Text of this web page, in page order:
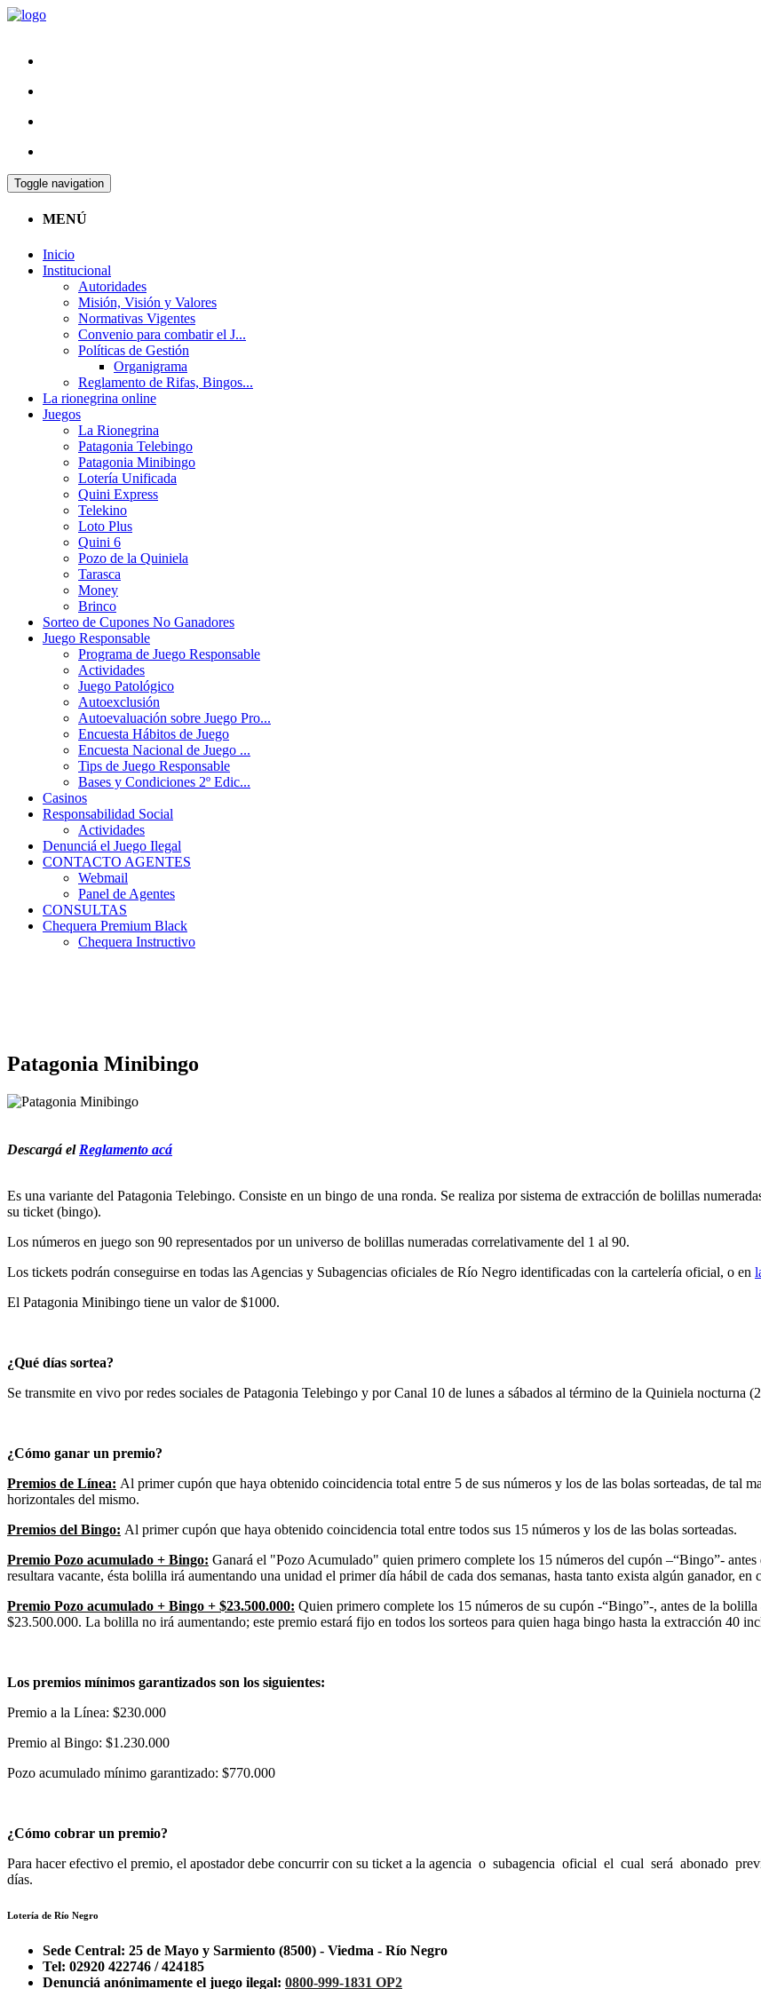
Toggle navigation
MENÚ
Inicio
Institucional
Autoridades
Misión, Visión y Valores
Normativas Vigentes
Convenio para combatir el J...
Políticas de Gestión
Organigrama
Reglamento de Rifas, Bingos...
La rionegrina online
Juegos
La Rionegrina
Patagonia Telebingo
Patagonia Minibingo
Lotería Unificada
Quini Express
Telekino
Loto Plus
Quini 6
Pozo de la Quiniela
Tarasca
Money
Brinco
Sorteo de Cupones No Ganadores
Juego Responsable
Programa de Juego Responsable
Actividades
Juego Patológico
Autoexclusión
Autoevaluación sobre Juego Pro...
Encuesta Hábitos de Juego
Encuesta Nacional de Juego ...
Tips de Juego Responsable
Bases y Condiciones 2º Edic...
Casinos
Responsabilidad Social
Actividades
Denunciá el Juego Ilegal
CONTACTO AGENTES
Webmail
Panel de Agentes
CONSULTAS
Chequera Premium Black
Chequera Instructivo
Patagonia Minibingo
Descargá el Reglamento acá
Es una variante del Patagonia Telebingo. Consiste en un bingo de una ronda. Se realiza por sistema de extracción de bolillas
su ticket (bingo).
Los números en juego son 90 representados por un universo de bolillas numeradas correlativamente del 1 al 90.
Los tickets podrán conseguirse en todas las Agencias y Subagencias oficiales de Río Negro identificadas con la cartelería oficial, o en
El Patagonia Minibingo tiene un valor de $1000.
¿Qué días sortea?
Se transmite en vivo por redes sociales de Patagonia Telebingo y por Canal 10 de lunes a sábados al término de la Quiniela nocturna
¿Cómo ganar un premio?
Premios de Línea: Al primer cupón que haya obtenido coincidencia total entre 5 de sus números y los de las bolas sorteadas, de tal
horizontales del mismo.
Premios del Bingo: Al primer cupón que haya obtenido coincidencia total entre todos sus 15 números y los de las bolas sorteadas.
Premio Pozo acumulado + Bingo: Ganará el "Pozo Acumulado" quien primero complete los 15 números del cupón –“Bingo”-
resultara vacante, ésta bolilla irá aumentando una unidad el primer día hábil de cada dos semanas, hasta tanto exista algún ganador,
Premio Pozo acumulado + Bingo + $23.500.000: Quien primero complete los 15 números de su cupón -“Bingo”-, antes de la
$23.500.000. La bolilla no irá aumentando; este premio estará fijo en todos los sorteos para quien haga bingo hasta la extracción 40
Los premios mínimos garantizados son los siguientes:
Premio a la Línea: $230.000
Premio al Bingo: $1.230.000
Pozo acumulado mínimo garantizado: $770.000
¿Cómo cobrar un premio?
Para hacer efectivo el premio, el apostador debe concurrir con su ticket a la agencia o subagencia oficial el cual será abonado
días.
Lotería de Río Negro
Sede Central: 25 de Mayo y Sarmiento (8500) - Viedma - Río Negro
Tel: 02920 422746 / 424185
Denunciá anónimamente el juego ilegal: 0800-999-1831 OP2